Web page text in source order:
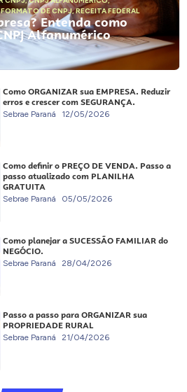
DE CNPJ,RECEITA FEDERAL
Entenda como
Alfanumérico
Como ORGANIZAR sua EMPRESA. Reduzir
erros e crescer com SEGURANÇA.
Sebrae Paraná 12/05/2026
Como definir o PREÇO DE VENDA. Passo a
passo atualizado com PLANILHA
GRATUITA
Sebrae Paraná 05/05/2026
Como planejar a SUCESSÃO FAMILIAR do
NEGÓCIO.
Sebrae Paraná 28/04/2026
Passo a passo para ORGANIZAR sua
PROPRIEDADE RURAL
Sebrae Paraná 21/04/2026